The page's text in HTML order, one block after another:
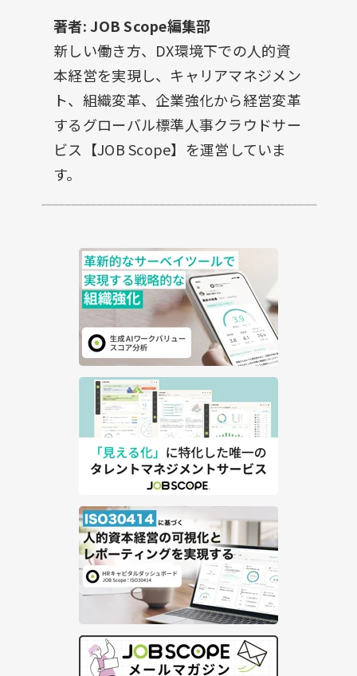
著者: JOB Scope編集部
新しい働き方、DX環境下での人的資
本経営を実現し、キャリアマネジメン
ト、組織変革、企業強化から経営変革
するグローバル標準人事クラウドサー
ビス【JOB Scope】を運営していま
す。